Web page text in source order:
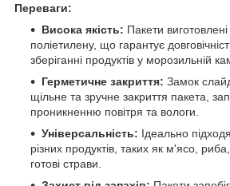
Переваги:
Висока якість: Пакети
поліетилену, що гарантує
зберіганні продуктів у морозильній
Герметичне закриття: Замок
щільне та зручне закриття пакета,
проникненню повітря та вологи.
Універсальність: Ідеально
різних продуктів, таких як м'ясо,
готові страви.